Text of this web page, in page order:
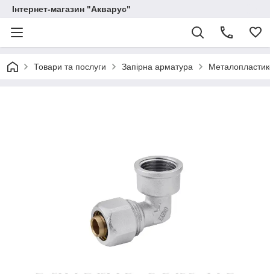
Інтернет-магазин "Акварус"
Товари та послуги Запірна арматура